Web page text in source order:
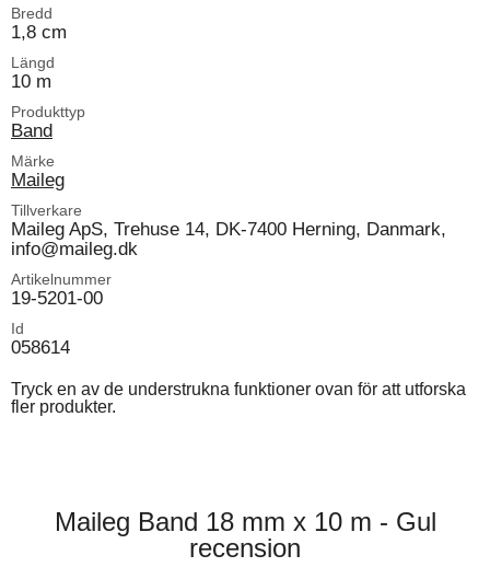
Bredd
1,8 cm
Längd
10 m
Produkttyp
Band
Märke
Maileg
Tillverkare
Maileg ApS, Trehuse 14, DK-7400 Herning, Danmark,
info@maileg.dk
Artikelnummer
19-5201-00
Id
058614
Tryck en av de understrukna funktioner ovan för att utforska
fler produkter.
Maileg Band 18 mm x 10 m - Gul
recension